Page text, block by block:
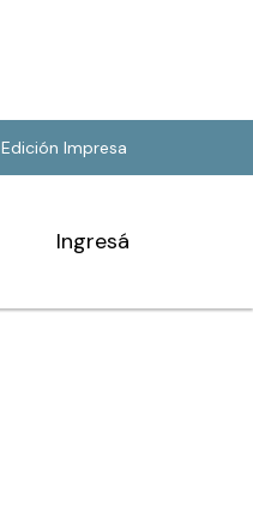
Edición Impresa
Ingresá